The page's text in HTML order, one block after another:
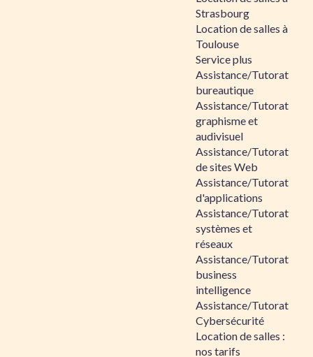
Strasbourg
Location de salles à
Toulouse
Service plus
Assistance/Tutorat
bureautique
Assistance/Tutorat
graphisme et
audivisuel
Assistance/Tutorat
de sites Web
Assistance/Tutorat
d'applications
Assistance/Tutorat
systèmes et
réseaux
Assistance/Tutorat
business
intelligence
Assistance/Tutorat
Cybersécurité
Location de salles :
nos tarifs